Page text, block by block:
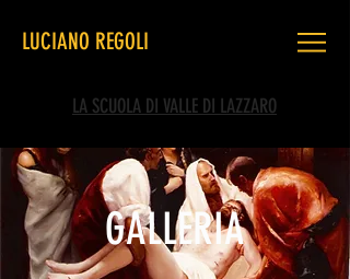
LUCIANO REGOLI
LA SCUOLA DI VALLE DI LAZZARO
GALLERIA